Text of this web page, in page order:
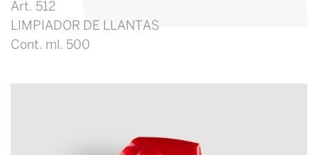
Art. 512
LIMPIADOR DE LLANTAS
Cont. ml. 500